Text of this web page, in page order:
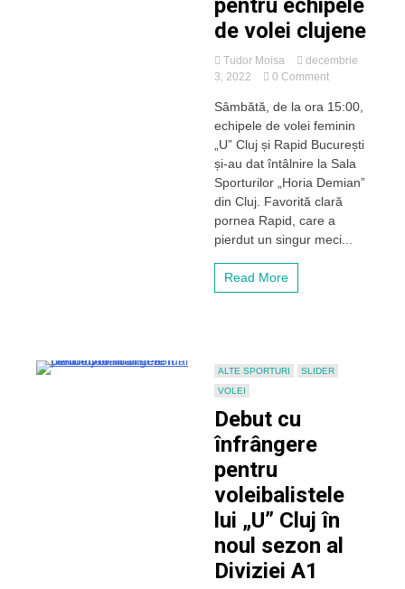
pentru echipele
de volei clujene
Tudor Moisa
decembrie
3, 2022
0 Commenton
nou
weekend,
aceleași
înfrângeri
echipele
de
volei
clujene
Sâmbătă, de la ora 15:00,
echipele de volei feminin
„U” Cluj și Rapid București
și-au dat întâlnire la Sala
Sporturilor „Horia Demian”
din Cluj. Favorită clară
pornea Rapid, care a
pierdut un singur meci...
Read More
ALTE SPORTURI
SLIDER
VOLEI
Debut cu
înfrângere
pentru
voleibalistele
lui „U” Cluj în
noul sezon al
Diviziei A1